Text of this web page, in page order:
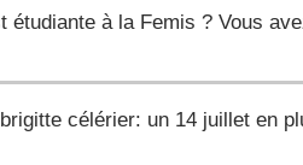
étudiante à la Femis ? Vous
célérier: un 14 juillet en